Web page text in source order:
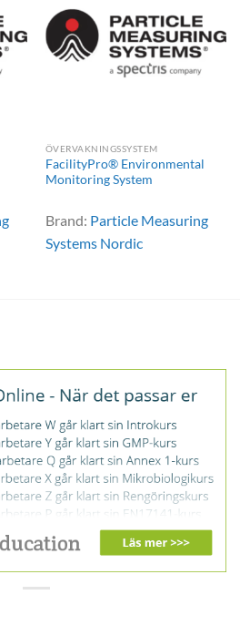
ÖVERVAKNINGSSYSTEM
FacilityPro® Environmental
Monitoring System
Brand: Particle Measuring
Systems Nordic